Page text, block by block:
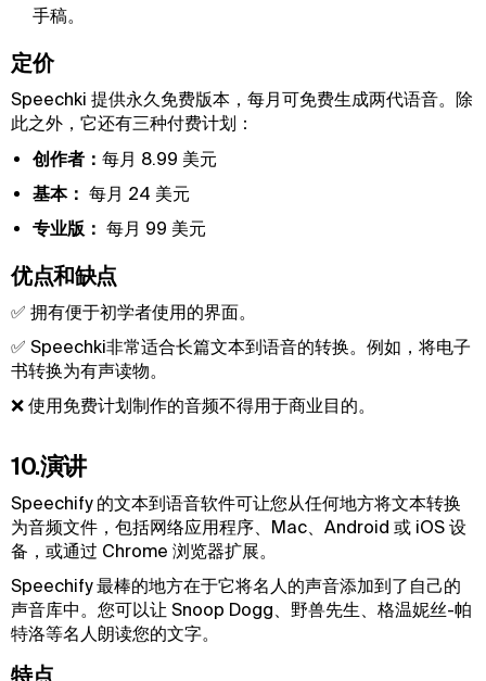
手稿。
定价
Speechki 提供永久免费版本，每月可免费生成两代语音。除
此之外，它还有三种付费计划：
创作者： 每月 8.99 美元
基本： 每月 24 美元
专业版： 每月 99 美元
优点和缺点
✅ 拥有便于初学者使用的界面。
✅ Speechki非常适合长篇文本到语音的转换。例如，将电子
书转换为有声读物。
❌ 使用免费计划制作的音频不得用于商业目的。
10.演讲
Speechify 的文本到语音软件可让您从任何地方将文本转换
为音频文件，包括网络应用程序、Mac、Android 或 iOS 设
备，或通过 Chrome 浏览器扩展。
Speechify 最棒的地方在于它将名人的声音添加到了自己的
声音库中。您可以让 Snoop Dogg、野兽先生、格温妮丝-帕
特洛等名人朗读您的文字。
特点